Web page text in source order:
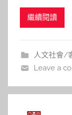
不夠；資料
報、研究報告
繼續閱讀
人文社會/
Leave a